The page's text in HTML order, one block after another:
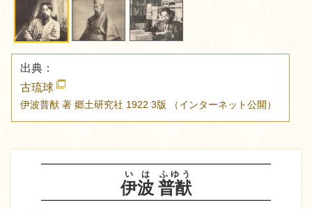
伊波
いは
普猷
ふゆう
出典：
古琉球
伊波普猷 著 郷土研究社 1922 3版 （インターネット公開）